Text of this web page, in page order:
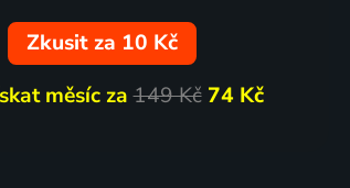
Zkusit za 10 Kč
měsíc za149 Kč 74 Kč